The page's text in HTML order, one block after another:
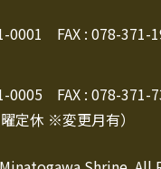
0001 FAX : 078-371-
0005 FAX : 078-371-
定休 ※変更月有）